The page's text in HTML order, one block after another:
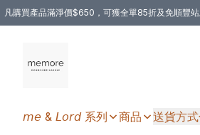
凡購買產品滿淨價$650，可獲全單85折及免順豐
𝘮𝘦 & 𝘓𝘰𝘳𝘥 系列 商品 送貨方式